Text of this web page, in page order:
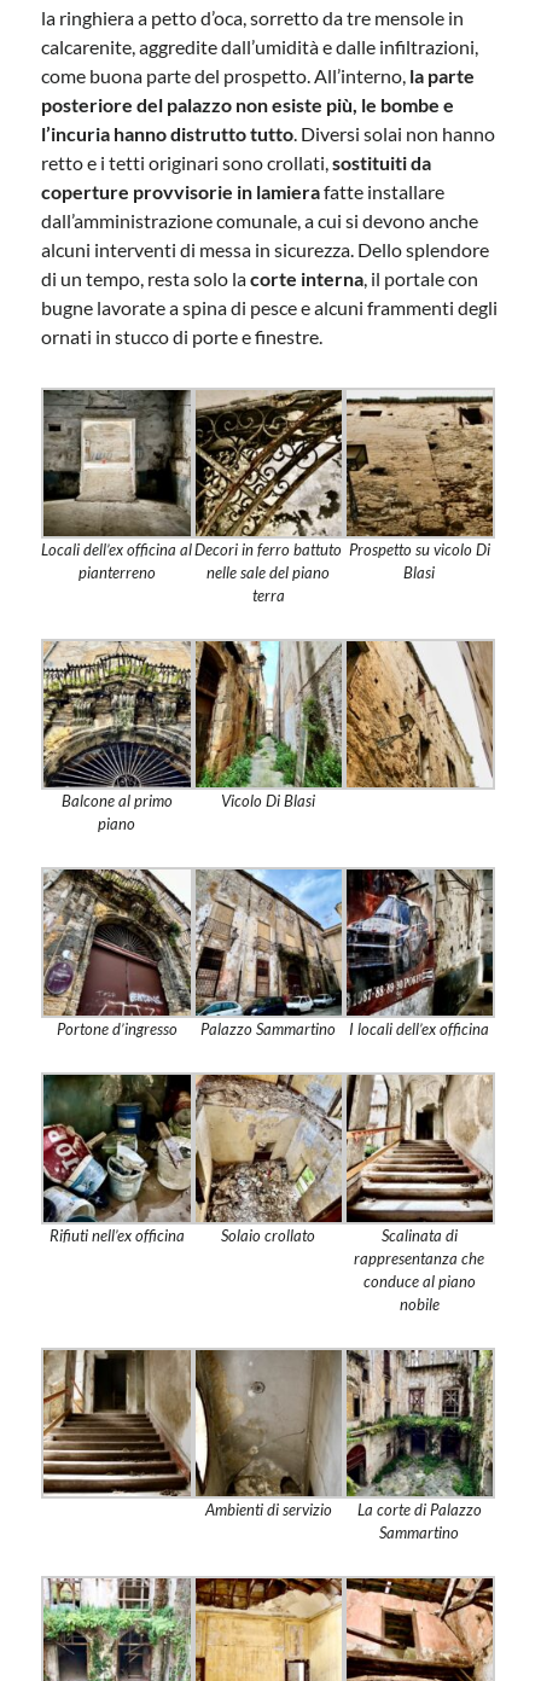
la ringhiera a petto d’oca, sorretto da tre mensole in
calcarenite, aggredite dall’umidità e dalle infiltrazioni,
come buona parte del prospetto. All’interno, la parte
posteriore del palazzo non esiste più, le bombe e
l’incuria hanno distrutto tutto. Diversi solai non hanno
retto e i tetti originari sono crollati,sostituiti da
coperture provvisorie in lamierafatte installare
dall’amministrazione comunale, a cui si devono anche
alcuni interventi di messa in sicurezza. Dello splendore
di un tempo, resta solo lacorte interna, il portale con
bugne lavorate a spina di pesce e alcuni frammenti degli
ornati in stucco di porte e finestre.
Locali dell’ex officina al
pianterreno
Decori in ferro battuto
nelle sale del piano
terra
Prospetto su vicolo Di
Blasi
Balcone al primo
piano
Vicolo Di Blasi
Portone d’ingresso Palazzo Sammartino I locali dell’ex officina
Rifiuti nell’ex officina Solaio crollato
Scalinata di
rappresentanza che
conduce al piano
nobile
Ambienti di servizio
La corte di Palazzo
Sammartino